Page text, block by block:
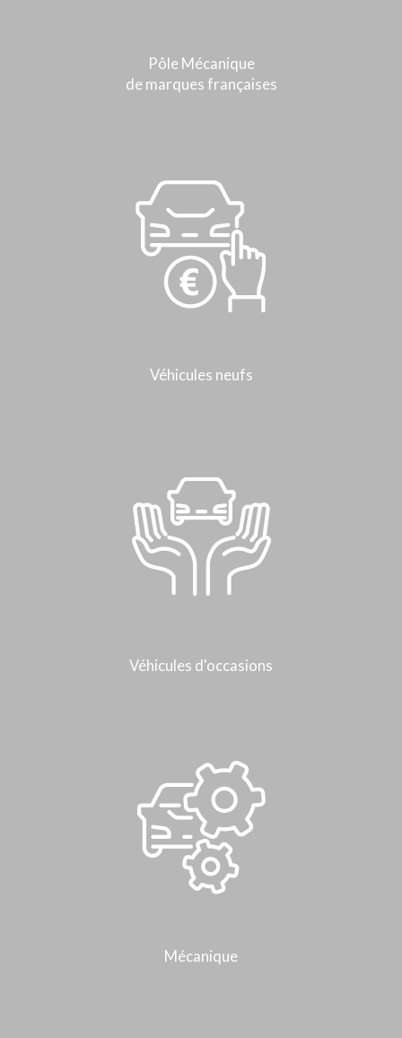
Pôle Mécanique
de marques françaises
Véhicules neufs
Véhicules d'occasions
Mécanique